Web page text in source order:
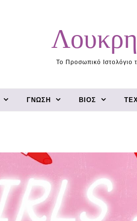
Το Προσωπικό Ιστολόγιο
ΓΝΏΣΗ ΒΊΟΣ